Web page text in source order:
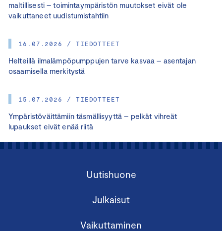
maltillisesti – toimintaympäristön muutokset eivät ole
vaikuttaneet uudistumistahtiin
16.07.2026 / TIEDOTTEET
Helteillä ilmalämpöpumppujen tarve kasvaa – asentajan
osaamisella merkitystä
15.07.2026 / TIEDOTTEET
Ympäristöväittämiin täsmällisyyttä – pelkät vihreät
lupaukset eivät enää riitä
Uutishuone
Julkaisut
Vaikuttaminen